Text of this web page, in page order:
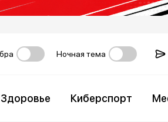
Ночная тема
Здоровье Киберспорт